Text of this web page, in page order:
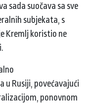
sada suočava sa sve
subjekata, s
Kremlj koristio ne
u Rusiji, povećavajući
ponovnom